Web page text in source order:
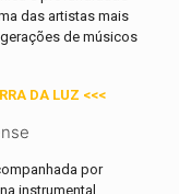
das artistas mais
de músicos
DA LUZ <<<
por
instrumental